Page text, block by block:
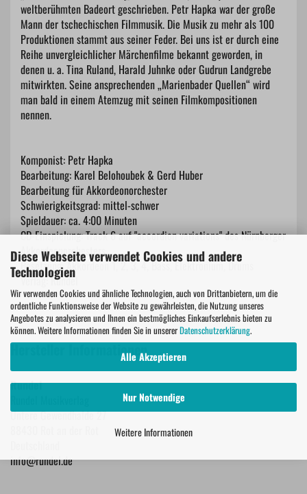
Diese Webseite verwendet Cookies und andere
Technologien
Wir verwenden Cookies und ähnliche Technologien, auch von Drittanbietern, um die
ordentliche Funktionsweise der Website zu gewährleisten, die Nutzung unseres
Angebotes zu analysieren und Ihnen ein bestmögliches Einkaufserlebnis bieten zu
können. Weitere Informationen finden Sie in unsererDatenschutzerklärung.
Alle Akzeptieren
Nur Notwendige
Weitere Informationen
weltberühmten Badeort geschrieben. Petr Hapka war der große
Mann der tschechischen Filmmusik. Die Musik zu mehr als 100
Produktionen stammt aus seiner Feder. Bei uns ist er durch eine
Reihe unvergleichlicher Märchenfilme bekannt geworden, in
denen u. a. Tina Ruland, Harald Juhnke oder Gudrun Landgrebe
mitwirkten. Seine ansprechenden „Marienbader Quellen“ wird
man bald in einem Atemzug mit seinen Filmkompositionen
nennen.
Komponist: Petr Hapka
Bearbeitung: Karel Belohoubek & Gerd Huber
Bearbeitung für Akkordeonorchester
Schwierigkeitsgrad: mittel-schwer
Spieldauer: ca. 4:00 Minuten
CD-Einspielung: Track 6 auf "accordion variations" des Nürnberger
Akkordeonorchesters
Besetzung: Akkordeon 1, 2, 3, 4, Bass, Elektronium, Drums
Verlag: Rundel
Hersteller Informationen
Rundel
Untere Gewendhalde 27
info@rundel.de